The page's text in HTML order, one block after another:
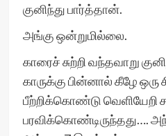
குனிந்து பார்த்தான்.
அங்கு ஒன்றுமில்லை.
காரைச் சுற்றி வந்தவாறு
காருக்கு பின்னால் கீழே ஒரு
பீற்றிக்கொண்டு வெளியேறி
பரவிக்கொண்டிருந்தது….